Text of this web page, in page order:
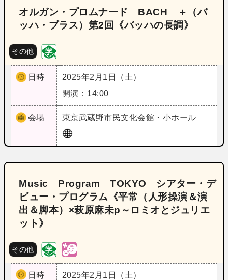
オルガン・プロムナード BACH ＋（バ
ッハ・プラス）第2回《バッハの長調》
その他
日時
2025年2月1日（土）
開演：14:00
会場 東京武蔵野市民文化会館・小ホール
Music Program TOKYO シアター・デ
ビュー・プログラム《平常（人形操演＆演
出＆脚本）×萩原麻未p～ロミオとジュリエ
ット》
その他
日時
2025年2月1日（土）